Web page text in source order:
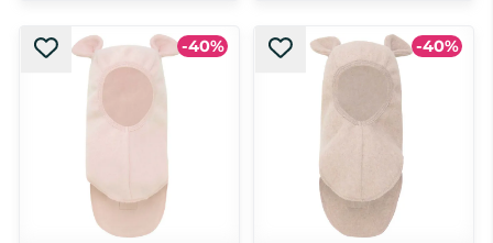
6-12 mnd, 1-2 år, 4-6 år 6-12 mnd, 1-2 år
-40% -40%